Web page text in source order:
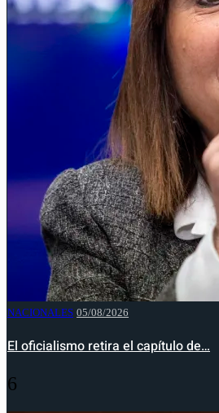
NACIONALES 05/08/2026
El oficialismo retira el capítulo de…
6